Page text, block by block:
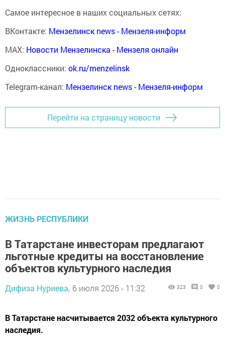
Самое интересное в наших социальных сетях:
ВКонтакте: Мензелинск news - Мензеля-информ
MAX: Новости Мензелинска - Мензеля онлайн
Одноклассники: ok.ru/menzelinsk
Telegram-канал: Мензелинск news - Мензеля-информ
Перейти на страницу новости
ЖИЗНЬ РЕСПУБЛИКИ
В Татарстане инвесторам предлагают
льготные кредиты на восстановление
объектов культурного наследия
Дифиза Нуриева, 6 июля 2026 - 11:32 323 0 0
В Татарстане насчитывается 2032 объекта культурного
наследия.